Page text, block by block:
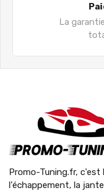
La
Promo-Tuning.fr,
l'échappement, la